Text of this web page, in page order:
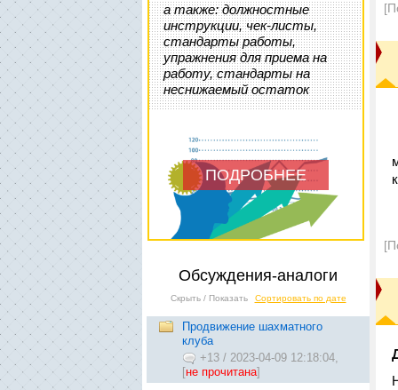
а также: должностные
инструкции, чек-листы,
стандарты работы,
упражнения для приема на
работу, стандарты на
неснижаемый остаток
ПОДРОБНЕЕ
Обсуждения-аналоги
Скрыть / Показать Сортировать по дате
Продвижение шахматного
клуба
+13 / 2023-04-09 12:18:04,
[не прочитана]